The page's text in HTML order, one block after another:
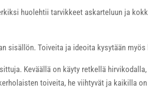
huolehtii tarvikkeet askarteluun ja
sisällön. Toiveita ja ideoita kysytään
Keväällä on käyty retkellä
toiveita, he viihtyvät ja kaikilla